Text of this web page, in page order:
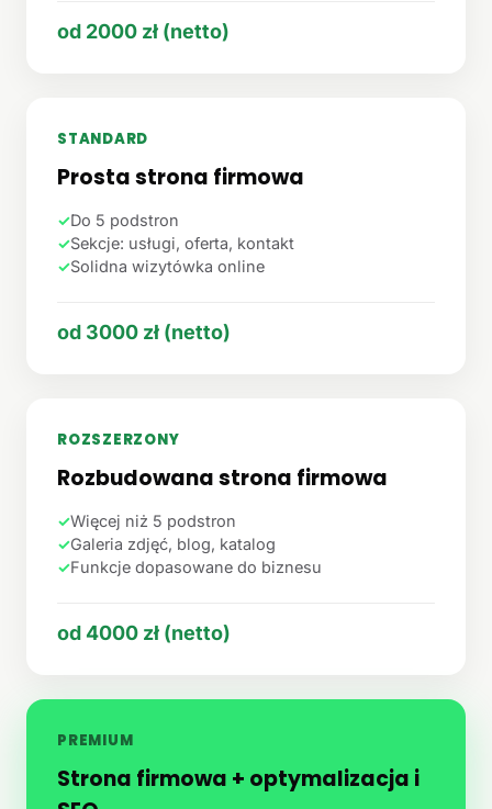
od 2000 zł (netto)
STANDARD
Prosta strona firmowa
✓Do 5 podstron
✓Sekcje: usługi, oferta, kontakt
✓Solidna wizytówka online
od 3000 zł (netto)
ROZSZERZONY
Rozbudowana strona firmowa
✓Więcej niż 5 podstron
✓Galeria zdjęć, blog, katalog
✓Funkcje dopasowane do biznesu
od 4000 zł (netto)
PREMIUM
Strona firmowa + optymalizacja i